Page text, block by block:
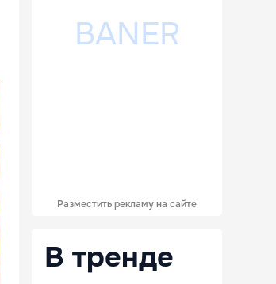
Разместить рекламу на сайте
В тренде